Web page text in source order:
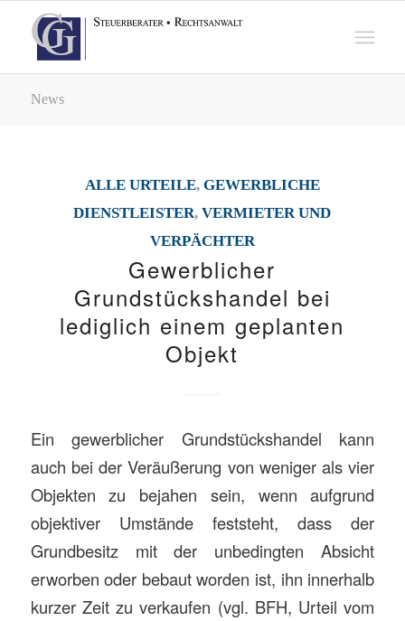
News
ALLE URTEILE, GEWERBLICHE
DIENSTLEISTER,VERMIETER UND
VERPÄCHTER
Gewerblicher
Grundstückshandel bei
lediglich einem geplanten
Objekt
Ein gewerblicher Grundstückshandel kann
auch bei der Veräußerung von weniger als vier
Objekten zu bejahen sein, wenn aufgrund
objektiver Umstände feststeht, dass der
Grundbesitz mit der unbedingten Absicht
erworben oder bebaut worden ist, ihn innerhalb
kurzer Zeit zu verkaufen (vgl. BFH, Urteil vom